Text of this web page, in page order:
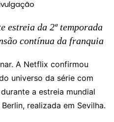
estreia da 2ª temporada
contínua da franquia
A Netflix confirmou
universo da série com
a estreia mundial
realizada em Sevilha.